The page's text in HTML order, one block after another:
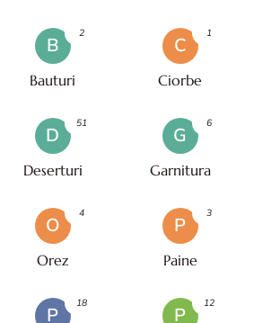
B
Bauturi
2
C
Ciorbe
1
D
Deserturi
51
G
Garnitura
6
O
Orez
4
P
Paine
3
P
18
P
12